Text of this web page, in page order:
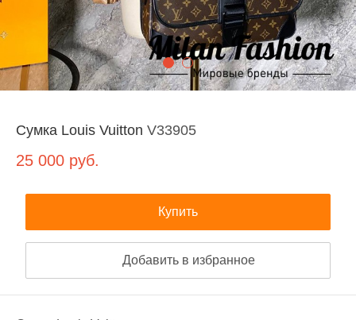
Сумка Louis Vuitton V33905
25 000 руб.
Купить
Добавить в избранное